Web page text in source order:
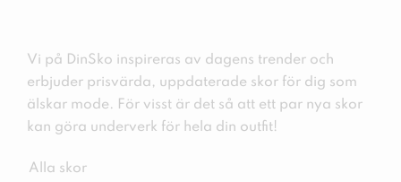
Vi på DinSko inspireras av dagens trender och
erbjuder prisvärda, uppdaterade skor för dig som
älskar mode. För visst är det så att ett par nya skor
kan göra underverk för hela din outfit!
Alla skor